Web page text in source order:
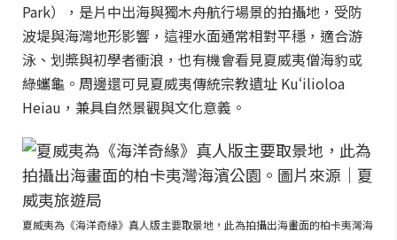
Park），是片中出海與獨木舟航行場景的拍攝地，受防
波堤與海灣地形影響，這裡水面通常相對平穩，適合游
泳、划槳與初學者衝浪，也有機會看見夏威夷僧海豹或
綠蠵龜。周邊還可見夏威夷傳統宗教遺址 Kuʻilioloa
Heiau，兼具自然景觀與文化意義。
夏威夷為《海洋奇緣》真人版主要取景地，此為拍攝出海畫面的柏卡夷灣海